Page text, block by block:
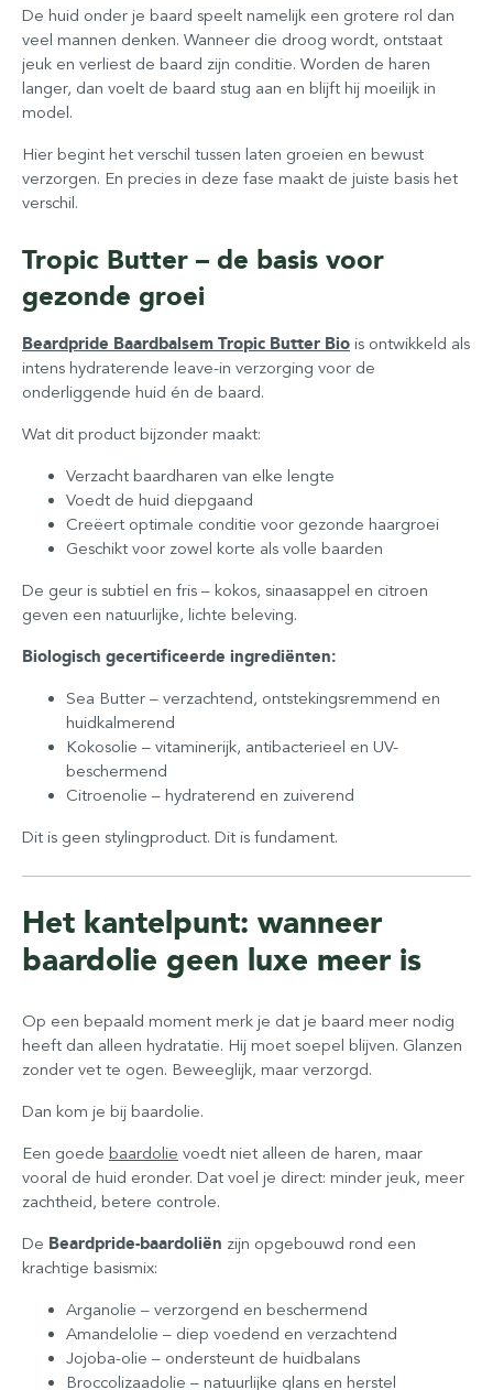
De huid onder je baard speelt namelijk een grotere rol dan
veel mannen denken. Wanneer die droog wordt, ontstaat
jeuk en verliest de baard zijn conditie. Worden de haren
langer, dan voelt de baard stug aan en blijft hij moeilijk in
model.
Hier begint het verschil tussen laten groeien en bewust
verzorgen. En precies in deze fase maakt de juiste basis het
verschil.
Tropic Butter – de basis voor
gezonde groei
Beardpride Baardbalsem Tropic Butter Bio is ontwikkeld als
intens hydraterende leave-in verzorging voor de
onderliggende huid én de baard.
Wat dit product bijzonder maakt:
Verzacht baardharen van elke lengte
Voedt de huid diepgaand
Creëert optimale conditie voor gezonde haargroei
Geschikt voor zowel korte als volle baarden
De geur is subtiel en fris – kokos, sinaasappel en citroen
geven een natuurlijke, lichte beleving.
Biologisch gecertificeerde ingrediënten:
Sea Butter – verzachtend, ontstekingsremmend en
huidkalmerend
Kokosolie – vitaminerijk, antibacterieel en UV-
beschermend
Citroenolie – hydraterend en zuiverend
Dit is geen stylingproduct. Dit is fundament.
Het kantelpunt: wanneer
baardolie geen luxe meer is
Op een bepaald moment merk je dat je baard meer nodig
heeft dan alleen hydratatie. Hij moet soepel blijven. Glanzen
zonder vet te ogen. Beweeglijk, maar verzorgd.
Dan kom je bij baardolie.
Een goede baardolie voedt niet alleen de haren, maar
vooral de huid eronder. Dat voel je direct: minder jeuk, meer
zachtheid, betere controle.
De Beardpride-baardoliën zijn opgebouwd rond een
krachtige basismix:
Arganolie – verzorgend en beschermend
Amandelolie – diep voedend en verzachtend
Jojoba-olie – ondersteunt de huidbalans
Broccolizaadolie – natuurlijke glans en herstel